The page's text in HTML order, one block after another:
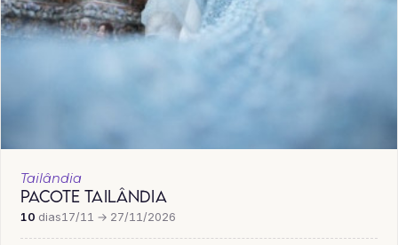
Tailândia
PACOTE TAILÂNDIA
10 dias17/11 → 27/11/2026